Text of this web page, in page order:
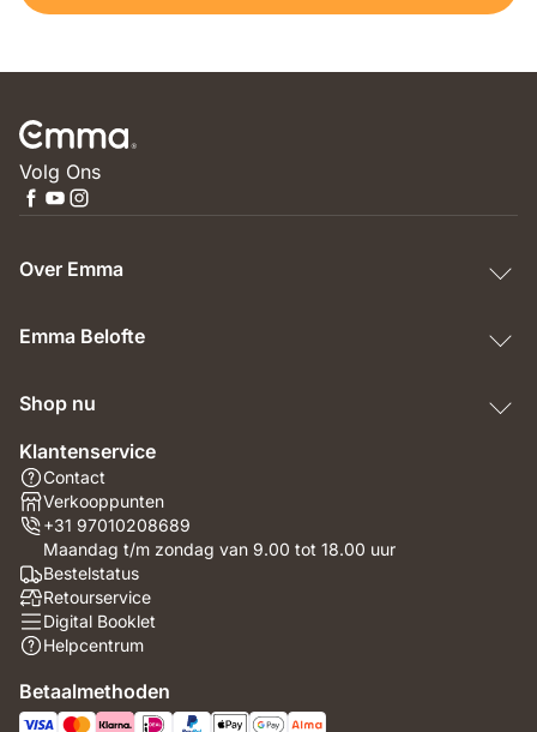
Volg Ons
Over Emma
Emma Belofte
Shop nu
Klantenservice
Contact
Verkooppunten
+31 97010208689
Maandag t/m zondag van 9.00 tot 18.00 uur
Bestelstatus
Retourservice
Digital Booklet
Helpcentrum
Betaalmethoden